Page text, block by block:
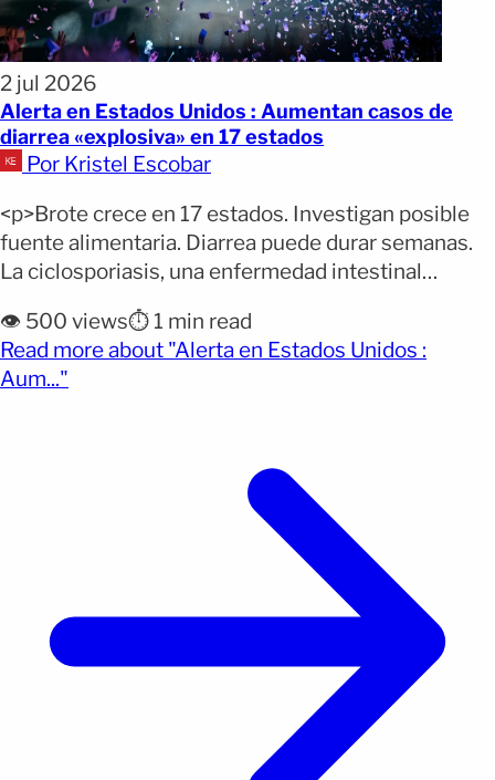
2 jul 2026
Alerta en Estados Unidos : Aumentan casos de
diarrea «explosiva» en 17 estados
Por Kristel Escobar
<p>Brote crece en 17 estados. Investigan posible
fuente alimentaria. Diarrea puede durar semanas.
La ciclosporiasis, una enfermedad intestinal
alerta a las autoridades sanitarias de Estados
Unidos tras un aumento estacional de casos en al
menos 17 estados. Los Centros para el Control y la
👁️ 500 views⏱️ 1 min read
Read more about "Alerta en Estados Unidos :
Aum..."